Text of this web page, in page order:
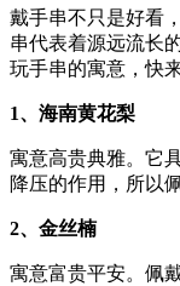
戴手串不只是好看
串代表着源远流长
玩手串的寓意，快
1、海南黄花梨
寓意高贵典雅。它
降压的作用，所以
2、金丝楠
寓意富贵平安。佩